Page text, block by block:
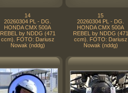
14
20260304 PL - DG.
HONDA CMX 500A
REBEL by NDDG (471
ccm). FOTO: Dariusz
Nowak (nddg)
15
20260304 PL - DG.
HONDA CMX 500A
REBEL by NDDG (471
ccm). FOTO: Dariusz
Nowak (nddg)